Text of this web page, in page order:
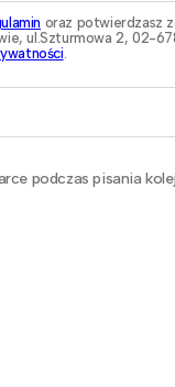
oraz potwierdzasz
ul.Szturmowa 2, 02-
podczas pisania